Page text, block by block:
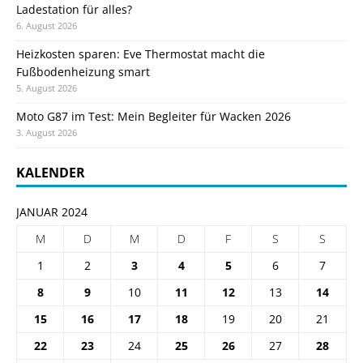
Ladestation für alles?
6. August 2026
Heizkosten sparen: Eve Thermostat macht die
Fußbodenheizung smart
5. August 2026
Moto G87 im Test: Mein Begleiter für Wacken 2026
3. August 2026
KALENDER
JANUAR 2024
M
D M D F S
S
1
2 3 4 5 6
7
8
9 10 11 12 13
14
15
16 17 18 19 20
21
22
23 24 25 26 27 28